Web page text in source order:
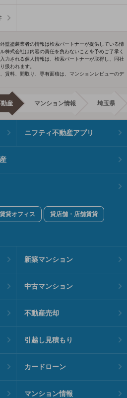
壁塗装業者の情報は検索パートナーが提供している情
株式会社は内容の責任を負わないことを予めご了承く
力される個人情報は、検索パートナーが取得し、同社
扱われます。
賃料、間取り、専有面積は、マンションレビューのデ
産 マンション情報 埼玉県
ニフティ不動産アプリ
貸オフィス 貸店舗・店舗賃貸
新築マンション
中古マンション
不動産売却
引越し見積もり
カードローン
マンション情報